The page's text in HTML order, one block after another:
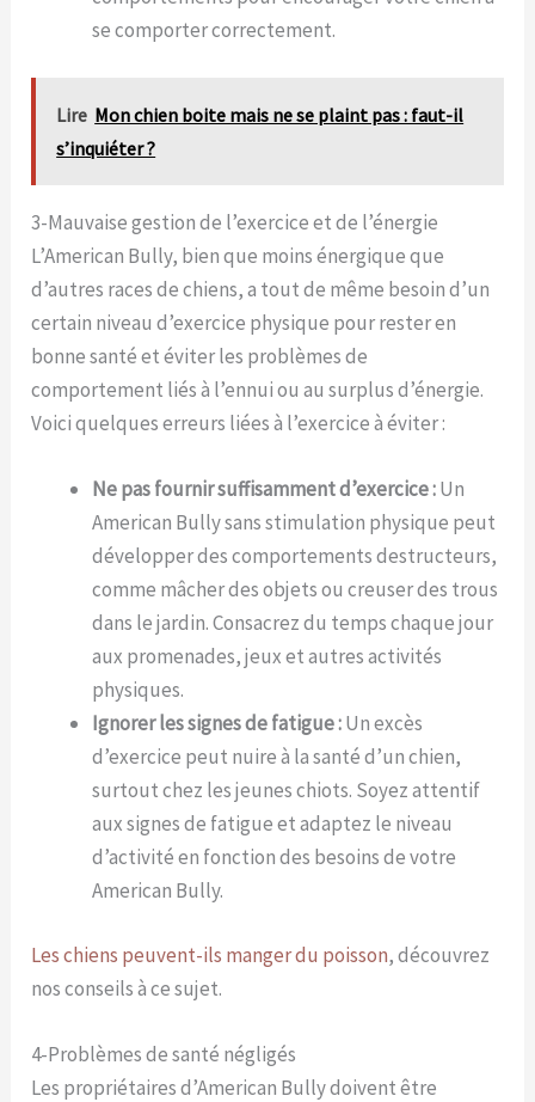
se comporter correctement.
Lire Mon chien boite mais ne se plaint pas : faut-il
s’inquiéter ?
3-Mauvaise gestion de l’exercice et de l’énergie
L’American Bully, bien que moins énergique que
d’autres races de chiens, a tout de même besoin d’un
certain niveau d’exercice physique pour rester en
bonne santé et éviter les problèmes de
comportement liés à l’ennui ou au surplus d’énergie.
Voici quelques erreurs liées à l’exercice à éviter :
Ne pas fournir suffisamment d’exercice :Un
American Bully sans stimulation physique peut
développer des comportements destructeurs,
comme mâcher des objets ou creuser des trous
dans le jardin. Consacrez du temps chaque jour
aux promenades, jeux et autres activités
physiques.
Ignorer les signes de fatigue :Un excès
d’exercice peut nuire à la santé d’un chien,
surtout chez les jeunes chiots. Soyez attentif
aux signes de fatigue et adaptez le niveau
d’activité en fonction des besoins de votre
American Bully.
Les chiens peuvent-ils manger du poisson, découvrez
nos conseils à ce sujet.
4-Problèmes de santé négligés
Les propriétaires d’American Bully doivent être